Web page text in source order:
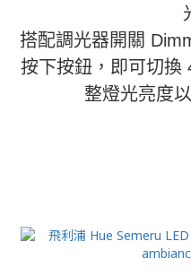
搭配調光器開關
按下按鈕，即可切換
整燈光亮度